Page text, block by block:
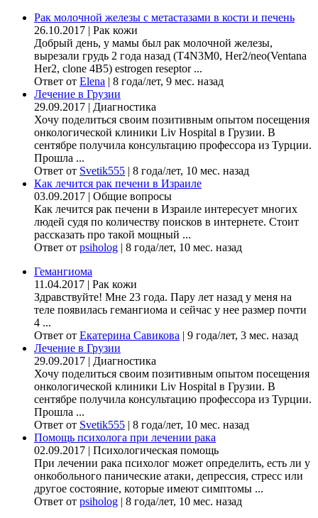
Рак молочной железы с метастазами в кости и печень
26.10.2017 | Рак кожи
Добрый день, у мамы был рак молочной железы,
вырезали грудь 2 года назад (Т4N3M0, Her2/neo(Ventana
Her2, clone 4B5) estrogen reseptor ...
Ответ от Elena | 8 года/лет, 9 мес. назад
Лечение в Грузии
29.09.2017 | Диагностика
Хочу поделиться своим позитивным опытом посещения
онкологической клиники Liv Hospital в Грузии. В
сентябре получила консультацию профессора из Турции.
Прошла ...
Ответ от Svetik555 | 8 года/лет, 10 мес. назад
Как лечится рак печени в Израиле
03.09.2017 | Общие вопросы
Как лечится рак печени в Израиле интересует многих
людей судя по количеству поисков в интернете. Стоит
рассказать про такой мощный ...
Ответ от psiholog | 8 года/лет, 10 мес. назад
Гемангиома
11.04.2017 | Рак кожи
Здравствуйте! Мне 23 года. Пару лет назад у меня на
теле появилась гемангиома и сейчас у нее размер почти
4 ...
Ответ от Екатерина Савикова | 9 года/лет, 3 мес. назад
Лечение в Грузии
29.09.2017 | Диагностика
Хочу поделиться своим позитивным опытом посещения
онкологической клиники Liv Hospital в Грузии. В
сентябре получила консультацию профессора из Турции.
Прошла ...
Ответ от Svetik555 | 8 года/лет, 10 мес. назад
Помощь психолога при лечении рака
02.09.2017 | Психологическая помощь
При лечении рака психолог может определить, есть ли у
онкобольного панические атаки, депрессия, стресс или
другое состояние, которые имеют симптомы ...
Ответ от psiholog | 8 года/лет, 10 мес. назад